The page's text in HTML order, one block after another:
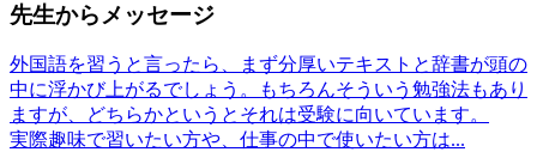
先生からメッセージ
外国語を習うと言ったら、まず分厚いテキストと辞書が頭の
中に浮かび上がるでしょう。もちろんそういう勉強法もあり
ますが、どちらかというとそれは受験に向いています。
実際趣味で習いたい方や、仕事の中で使いたい方は...